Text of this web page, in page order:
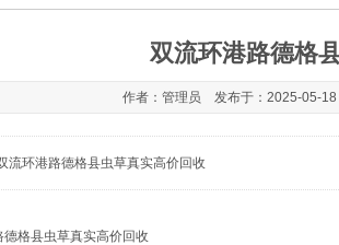
双流环港路德格
作者：管理员 发布于：2025-05-
流环港路德格县虫草真实高价回收
德格县虫草真实高价回收